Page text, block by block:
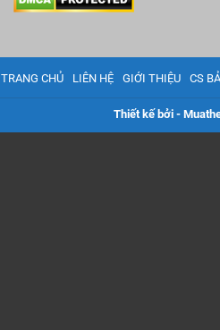
TRANG CHỦ LIÊN HỆ GIỚI THIỆU CS
Thiết kế bởi -